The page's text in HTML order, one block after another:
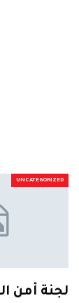
UNCATEGORIZED
لجنة أمن